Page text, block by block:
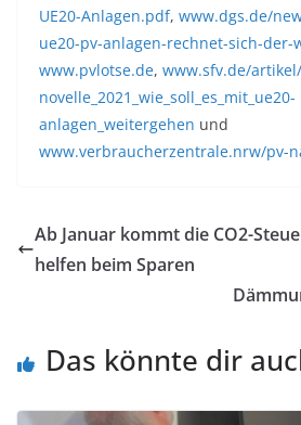
UE20-Anlagen.pdf, www.dgs.de/
ue20-pv-anlagen-rechnet-sich-
www.pvlotse.de, www.sfv.de/
novelle_2021_wie_soll_es_mit_ue20-
anlagen_weitergehen und
www.verbraucherzentrale.nrw/pv-
Ab Januar kommt die CO2-
helfen beim Sparen
Das könnte dir